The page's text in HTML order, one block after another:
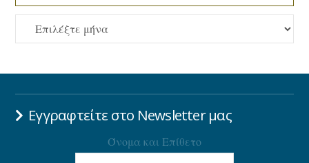
ΑΡΧΕΙΟ
Εγγραφτείτε στο Newsletter μας
Όνομα και Επίθετο